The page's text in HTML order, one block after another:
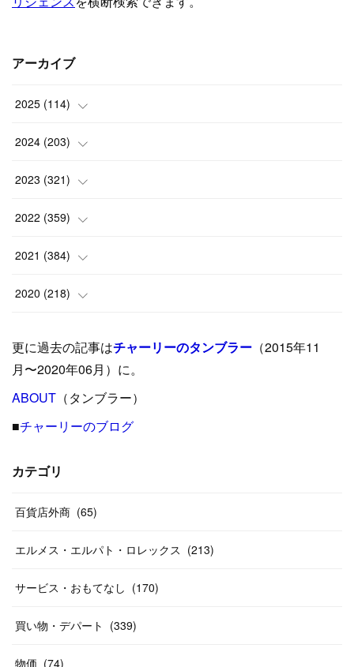
アーカイブ
2025 (114)
(1)
(8)
(6)
(9 )
( 5 )
( 15
(24)
(8 )
(17
(12)
2024 (203)
(24)
(10)
(18)
(17)
)
(12)
19)
(13
(14)
2023 (321)
(25)
(17)
(35)
(33 )
(26)
27)
(29
(24)
(26
2022 (359)
(42)
(37)
(31)
(31)
31
(26
(20)
(14
(46
2021 (384)
(9)
(39)
( 23)
40
(55
(38)
(20
(31
58)
10
2020 (218)
(24)
( 42)
(33
(46)
(20
更に過去の記事はチャーリーのタンブラー （2015年11
月〜2020年06月）に。
ABOUT （タンブラー）
■チャーリーのブログ
カテゴリ
百貨店外商 (65)
エルメス・エルパト・ロレックス (213)
サービス・おもてなし (170)
買い物・デパート (339)
物価 (74)